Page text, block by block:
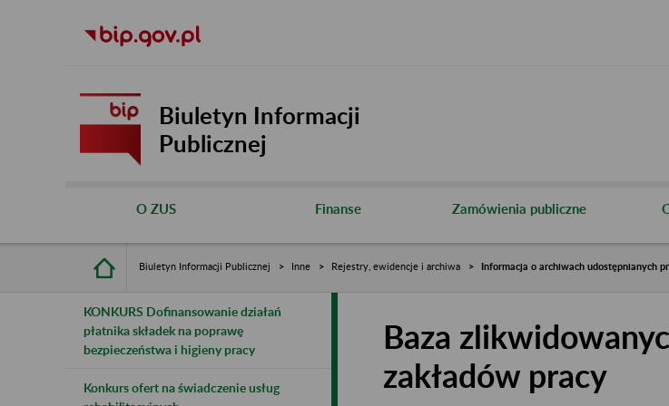
Biuletyn Informacji
Publicznej
O ZUS Finanse Zamówienia publiczne
Biuletyn Informacji Publicznej Inne Rejestry, ewidencje i archiwa Informacja o archiwach udostępnianych
KONKURS Dofinansowanie działań
płatnika składek na poprawę
bezpieczeństwa i higieny pracy
Konkurs ofert na świadczenie usług
Baza
zakładów pracy